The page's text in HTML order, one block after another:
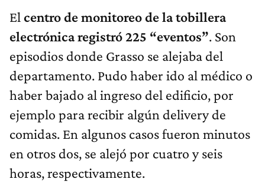
El centro de monitoreo de la tobillera
electrónica registró 225 “eventos”. Son
episodios donde Grasso se alejaba del
departamento. Pudo haber ido al médico o
haber bajado al ingreso del edificio, por
ejemplo para recibir algún delivery de
comidas. En algunos casos fueron minutos
en otros dos, se alejó por cuatro y seis
horas, respectivamente.